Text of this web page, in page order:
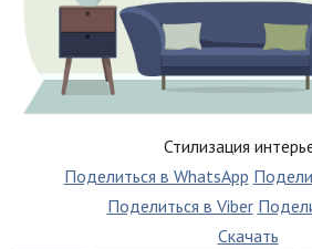
Стилизация
Поделиться в WhatsApp
Поделиться в Viber
Скачать